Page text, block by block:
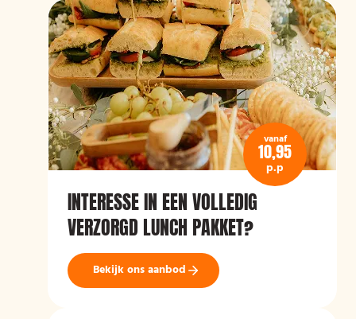
vanaf
10,95
p.p
INTERESSE IN EEN VOLLEDIG
VERZORGD LUNCH PAKKET?
Bekijk ons aanbod